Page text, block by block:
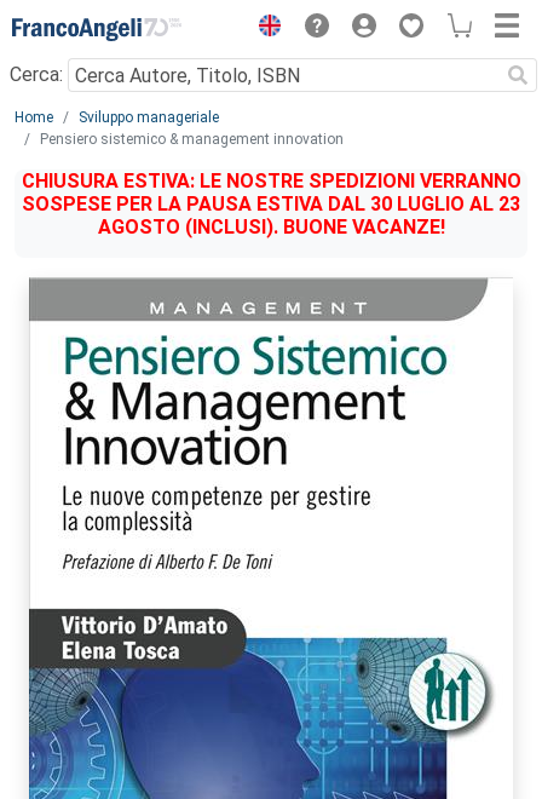
Menu
Cerca:
Main content
Home
Sviluppo manageriale
Pensiero sistemico & management innovation
CHIUSURA ESTIVA: LE NOSTRE SPEDIZIONI VERRANNO
SOSPESE PER LA PAUSA ESTIVA DAL 30 LUGLIO AL 23
AGOSTO (INCLUSI). BUONE VACANZE!